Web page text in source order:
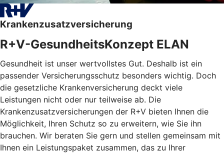
Krankenzusatzversicherung
R+V-GesundheitsKonzept ELAN
Gesundheit ist unser wertvollstes Gut. Deshalb ist ein
passender Versicherungsschutz besonders wichtig. Doch
die gesetzliche Krankenversicherung deckt viele
Leistungen nicht oder nur teilweise ab. Die
Krankenzusatzversicherungen der R+V bieten Ihnen die
Möglichkeit, Ihren Schutz so zu erweitern, wie Sie ihn
brauchen. Wir beraten Sie gern und stellen gemeinsam mit
Ihnen ein Leistungspaket zusammen, das zu Ihrer